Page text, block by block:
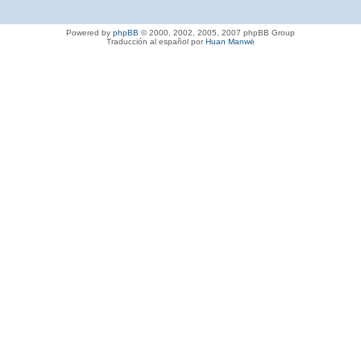
Powered by phpBB © 2000, 2002, 2005, 2007 phpBB Group
Traducción al español porHuan Manwë